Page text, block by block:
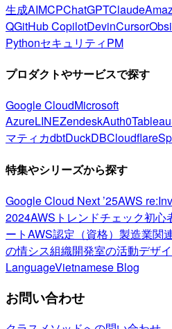
生成AIMCPChatGPTClaude
QGitHub CopilotDevinCursor
PythonセキュリティPM
プロダクトやサービスで探す
Google CloudMicrosoft
AzureLINEZendeskAuth0Tableau
マティカdbtDuckDBCloudflare
特集やシリーズから探す
Google Cloud Next ’25AWS
2024AWSトレンドチェック初心
ートAWS認定（資格） 製造業関
の情シス組織開発室の活動デザ
LanguageVietnamese Blog
お問い合わせ